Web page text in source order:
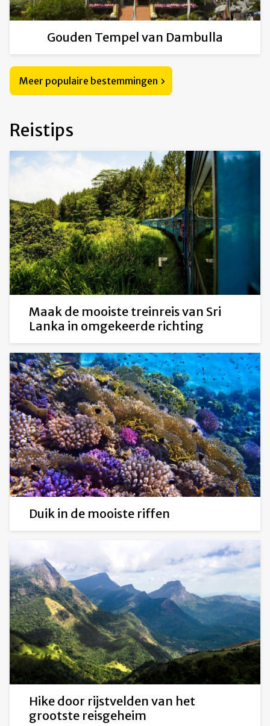
Gouden Tempel van Dambulla
Meer populaire bestemmingen
Reistips
Maak de mooiste treinreis van Sri
Lanka in omgekeerde richting
Duik in de mooiste riffen
Hike door rijstvelden van het
grootste reisgeheim